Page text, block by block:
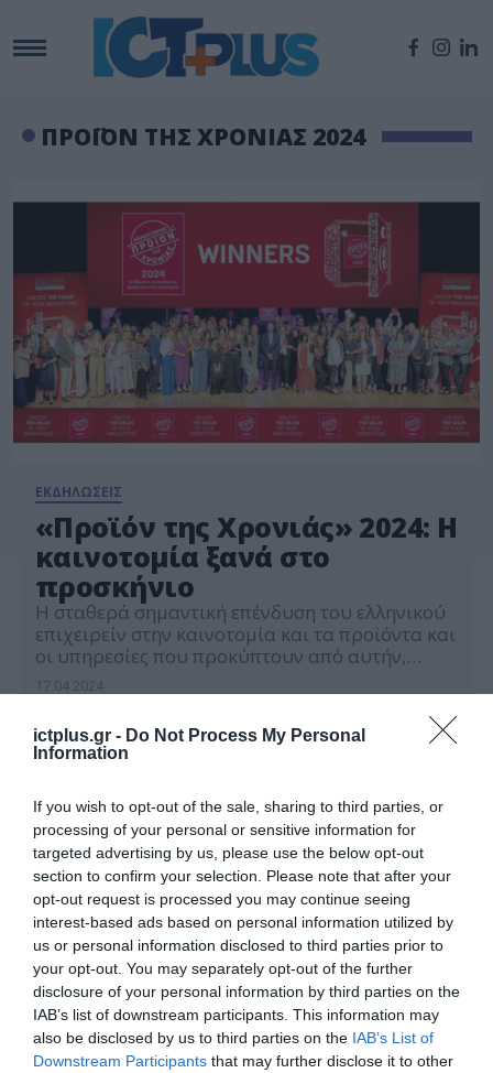
ictplus.gr - Do Not Process My Personal
Information
If you wish to opt-out of the sale, sharing to third parties, or
processing of your personal or sensitive information for
targeted advertising by us, please use the below opt-out
section to confirm your selection. Please note that after your
opt-out request is processed you may continue seeing
interest-based ads based on personal information utilized by
us or personal information disclosed to third parties prior to
your opt-out. You may separately opt-out of the further
disclosure of your personal information by third parties on the
IAB’s list of downstream participants. This information may
also be disclosed by us to third parties on the IAB’s List of
Downstream Participants that may further disclose it to other
ΠΡΟΪΟΝ ΤΗΣ ΧΡΟΝΙΑΣ 2024
ΕΚΔΗΛΩΣΕΙΣ
«Προϊόν της Χρονιάς» 2024: H
καινοτομία ξανά στο
προσκήνιο
Η σταθερά σημαντική επένδυση του ελληνικού
επιχειρείν στην καινοτομία και τα προϊόντα και
οι υπηρεσίες που προκύπτουν από αυτήν,
της Τελετής Απονομής των βραβείων του
διεθνούς θεσμού «Προϊόν της Χρονιάς», που
διοργανώνει η Direction Business Network. Τα
προϊόντα και οι υπηρεσίες που κατόρθωσαν να